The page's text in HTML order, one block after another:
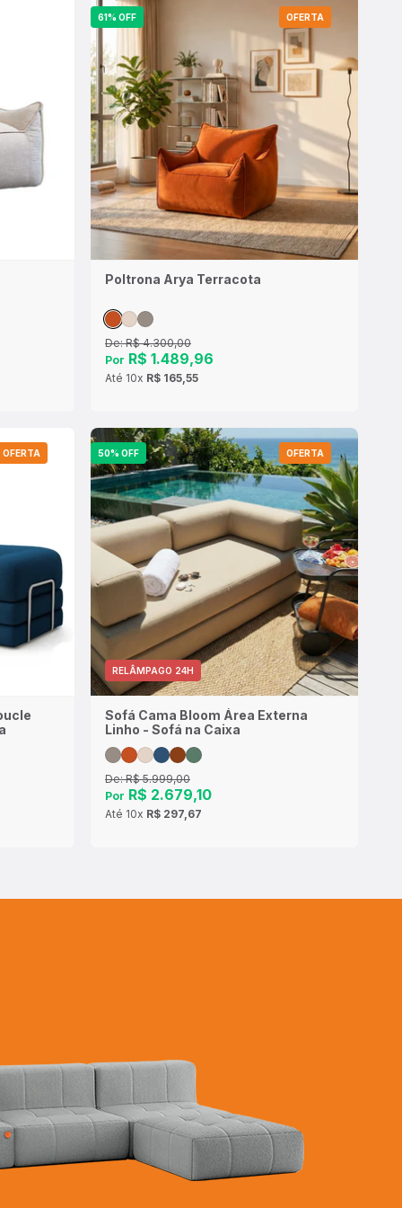
61% OFF OFERTA
Poltrona Arya Terracota
De:R$ 4.300,00
Por R$ 1.489,96
Até 10x R$ 165,55
OFERTA 50% OFF OFERTA
RELÂMPAGO 24H
Sofá Cama Bloom Área Externa
Linho - Sofá na Caixa
De:R$ 5.999,00
Por R$ 2.679,10
Até 10x R$ 297,67